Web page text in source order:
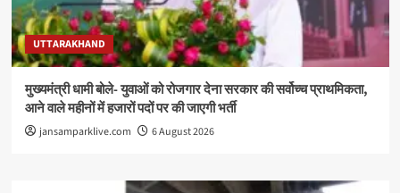
UTTARAKHAND
मुख्यमंत्री धामी बोले- युवाओं को रोजगार देना सरकार की सर्वोच्च प्राथमिकता,
आने वाले महीनों में हजारों पदों पर की जाएगी भर्ती
jansamparklive.com 6 August 2026